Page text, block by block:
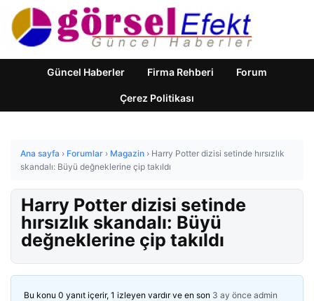
Güncel Haberler Firma Rehberi Forum
Çerez Politikası
Ana sayfa › Forumlar › Magazin › Harry Potter dizisi setinde hırsızlık
skandalı: Büyü değneklerine çip takıldı
Harry Potter dizisi setinde
hırsızlık skandalı: Büyü
değneklerine çip takıldı
Bu konu 0 yanıt içerir, 1 izleyen vardır ve en son 3 ay önce admin